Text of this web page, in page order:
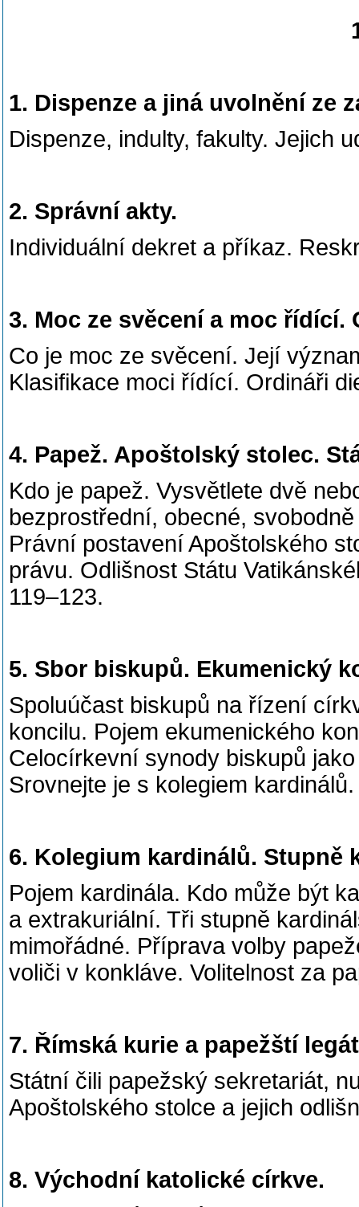
1. Dispenze a jiná uvolnění ze
Dispenze, indulty, fakulty. Jejich
2. Správní akty.
Individuální dekret a příkaz.
3. Moc ze svěcení a moc řídící.
Co je moc ze svěcení. Její
Klasifikace moci řídící. Ordináři
4. Papež. Apoštolský stolec.
Kdo je papež. Vysvětlete dvě
bezprostřední, obecné,
Právní postavení Apoštolského
právu. Odlišnost Státu
119–123.
5. Sbor biskupů. Ekumenický
Spoluúčast biskupů na řízení
koncilu. Pojem ekumenického
Celocírkevní synody biskupů
Srovnejte je s kolegiem
6. Kolegium kardinálů. Stupně
Pojem kardinála. Kdo může být
a extrakuriální. Tři stupně
mimořádné. Příprava volby
voliči v konkláve. Volitelnost za
7. Římská kurie a papežští
Státní čili papežský sekretariát,
Apoštolského stolce a jejich
8. Východní katolické církve.